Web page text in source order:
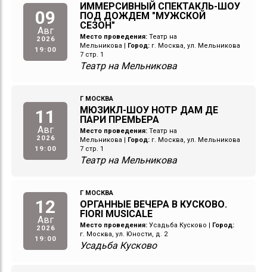
09
Авг
2026
19:00
ИММЕРСИВНЫЙ СПЕКТАКЛЬ-ШОУ
ПОД ДОЖДЕМ "МУЖСКОЙ
СЕЗОН"
Место проведения: Театр на
Мельникова
Город: г. Москва, ул. Мельникова
7 стр. 1
Театр на Мельникова
11
Авг
2026
19:00
Г МОСКВА
МЮЗИКЛ-ШОУ НОТР ДАМ ДЕ
ПАРИ ПРЕМЬЕРА
Место проведения: Театр на
Мельникова
Город: г. Москва, ул. Мельникова
7 стр. 1
Театр на Мельникова
12
Авг
2026
19:00
Г МОСКВА
ОРГАННЫЕ ВЕЧЕРА В КУСКОВО.
FIORI MUSICALE
Место проведения: Усадьба Кусково
Город:
г. Москва, ул. Юности, д. 2
Усадьба Кусково